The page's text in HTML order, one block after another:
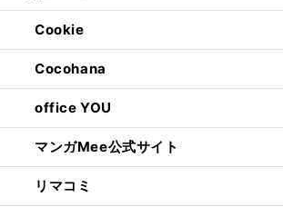
Cookie
Cocohana
office YOU
マンガMee公式サイト
リマコミ